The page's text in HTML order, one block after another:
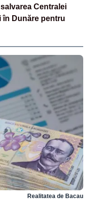
Centralei
în Dunăre pentru
Realitatea de Bacau